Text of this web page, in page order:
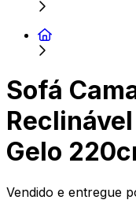
Sofá
Gelo
Vendido e entregue